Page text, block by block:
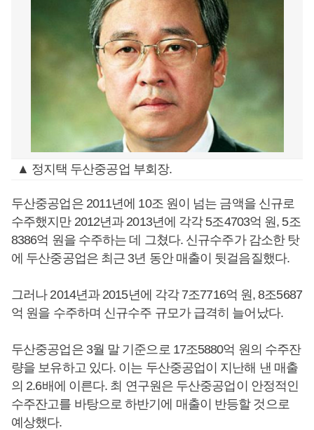
▲ 정지택 두산중공업 부회장.
두산중공업은 2011년에 10조 원이 넘는 금액을 신규로
수주했지만 2012년과 2013년에 각각 5조4703억 원, 5조
8386억 원을 수주하는 데 그쳤다. 신규수주가 감소한 탓
에 두산중공업은 최근 3년 동안 매출이 뒷걸음질했다.
그러나 2014년과 2015년에 각각 7조7716억 원, 8조5687
억 원을 수주하며 신규수주 규모가 급격히 늘어났다.
두산중공업은 3월 말 기준으로 17조5880억 원의 수주잔
량을 보유하고 있다. 이는 두산중공업이 지난해 낸 매출
의 2.6배에 이른다. 최 연구원은 두산중공업이 안정적인
수주잔고를 바탕으로 하반기에 매출이 반등할 것으로
예상했다.